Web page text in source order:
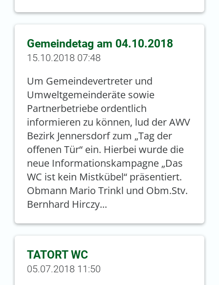
Gemeindetag am 04.10.2018
15.10.2018 07:48
Um Gemeindevertreter und
Umweltgemeinderäte sowie
Partnerbetriebe ordentlich
informieren zu können, lud der AWV
Bezirk Jennersdorf zum „Tag der
offenen Tür“ ein. Hierbei wurde die
neue Informationskampagne „Das
WC ist kein Mistkübel“ präsentiert.
Obmann Mario Trinkl und Obm.Stv.
Bernhard Hirczy...
TATORT WC
05.07.2018 11:50